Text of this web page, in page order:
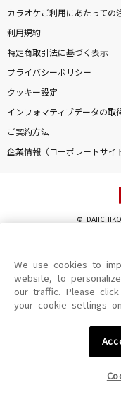
カラオケご利用にあたっての
利用規約
特定商取引法に基づく表示
プライバシーポリシー
クッキー設定
インフォマティブデータの取
ご契約方法
企業情報（コーポレートサイ
©
このサイトに掲載されている
を問わず、著作権法の定める範
を禁じます。
楽曲及びコンテンツは、機種に
楽曲及びコンテンツの配信日、
We use cookies to
website, to
our traffic. Please
your cookie settings